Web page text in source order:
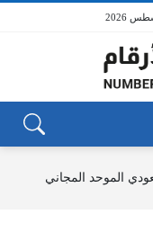
الموحد المجاني